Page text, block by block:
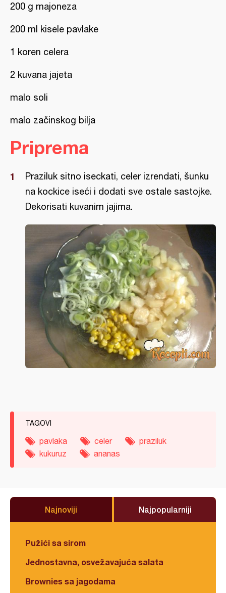
200 g majoneza
200 ml kisele pavlake
1 koren celera
2 kuvana jajeta
malo soli
malo začinskog bilja
Priprema
Praziluk sitno iseckati, celer izrendati, šunku
na kockice iseći i dodati sve ostale sastojke.
Dekorisati kuvanim jajima.
TAGOVI
pavlaka celer
praziluk
kukuruz
ananas
Najnoviji Najpopularniji
Pužići sa sirom
Jednostavna, osvežavajuća salata
Brownies sa jagodama